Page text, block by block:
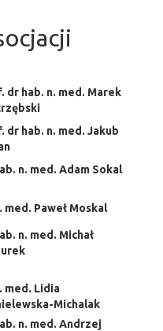
dr hab. n. med. Marek
dr hab. n. med. Jakub
n. med. Adam Sokal
med. Paweł Moskal
n. med. Michał
med. Lidia
Michalak
n. med. Andrzej